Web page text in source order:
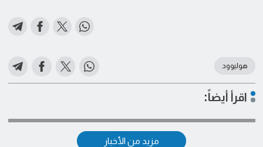
هوليوود
اقرأ أيضاً:
مزيد من الأخبار